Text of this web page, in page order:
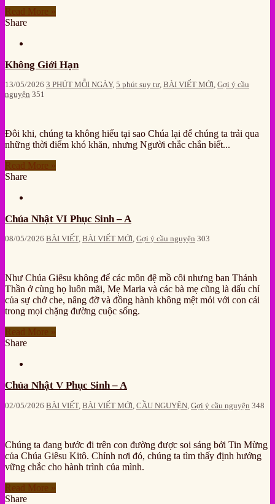
Read More »
Share
Không Giới Hạn
13/05/2026 3 PHÚT MỖI NGÀY, 5 phút suy tư, BÀI VIẾT MỚI, Gợi ý cầu
nguyện 351
Đôi khi, chúng ta không hiểu tại sao Chúa lại để chúng ta trải qua
những thời điểm khó khăn, nhưng Người chắc chắn biết...
Read More »
Share
Chúa Nhật VI Phục Sinh – A
08/05/2026 BÀI VIẾT, BÀI VIẾT MỚI, Gợi ý cầu nguyện 303
Như Chúa Giêsu không để các môn đệ mồ côi nhưng ban Thánh
Thần ở cùng họ luôn mãi, Mẹ Maria và các bà mẹ cũng là dấu chỉ
của sự chở che, nâng đỡ và đồng hành không mệt mỏi với con cái
trong mọi chặng đường cuộc sống.
Read More »
Share
Chúa Nhật V Phục Sinh – A
02/05/2026 BÀI VIẾT, BÀI VIẾT MỚI CẦU NGUYỆN Gợi ý cầu nguyện 348
Chúng ta đang bước đi trên con đường được soi sáng bởi Tin Mừng
của Chúa Giêsu Kitô. Chính nơi đó, chúng ta tìm thấy định hướng
vững chắc cho hành trình của mình.
Read More »
Share